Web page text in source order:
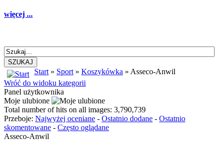
więcej ...
SZUKAJ
Start » Sport » Koszykówka » Asseco-Anwil
Wróć do widoku kategorii
Panel użytkownika
Moje ulubione
Total number of hits on all images: 3,790,739
Przeboje: Najwyżej oceniane - Ostatnio dodane - Ostatnio
skomentowane - Często oglądane
Asseco-Anwil